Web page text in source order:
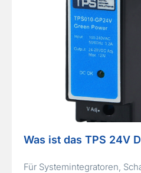
Was ist das TPS 24V
Für Systemintegratoren,